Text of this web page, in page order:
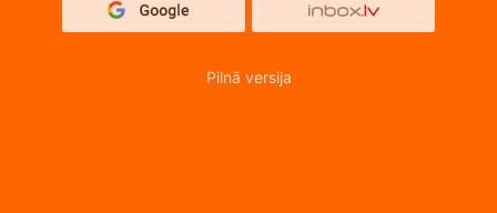
Pilnā versija